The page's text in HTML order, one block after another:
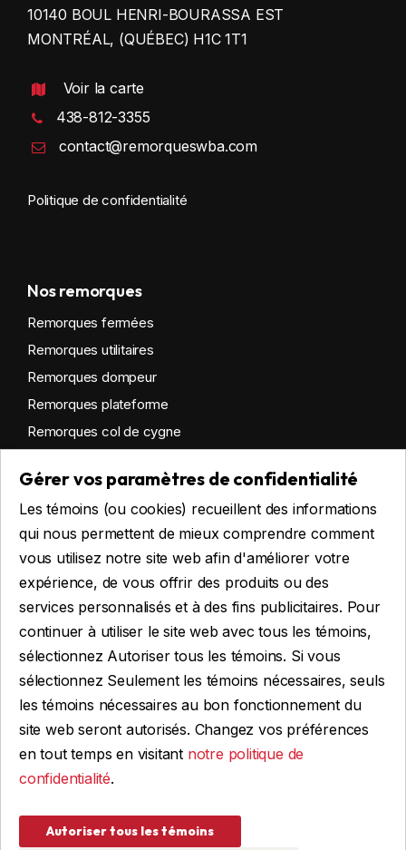
Gérer vos paramètres de confidentialité
Les témoins (ou cookies) recueillent des informations
qui nous permettent de mieux comprendre comment
vous utilisez notre site web afin d'améliorer votre
expérience, de vous offrir des produits ou des
services personnalisés et à des fins publicitaires. Pour
continuer à utiliser le site web avec tous les témoins,
sélectionnez Autoriser tous les témoins. Si vous
sélectionnez Seulement les témoins nécessaires, seuls
les témoins nécessaires au bon fonctionnement du
site web seront autorisés. Changez vos préférences
en tout temps en visitant notre politique de
confidentialité.
Autoriser tous les témoins
10140 BOUL HENRI-BOURASSA EST
MONTRÉAL, (QUÉBEC) H1C 1T1
Voir la carte
438-812-3355
contact@remorqueswba.com
Politique de confidentialité
Nos remorques
Remorques fermées
Remorques utilitaires
Remorques dompeur
Remorques plateforme
Remorques col de cygne
Remorques sur mesure
Location
Obtenir du financement
Financement commercial
Financement personnel
FAIRE UNE DEMANDE
© 2026 Remorques WBA, TOUS DROITS RÉSERVÉS